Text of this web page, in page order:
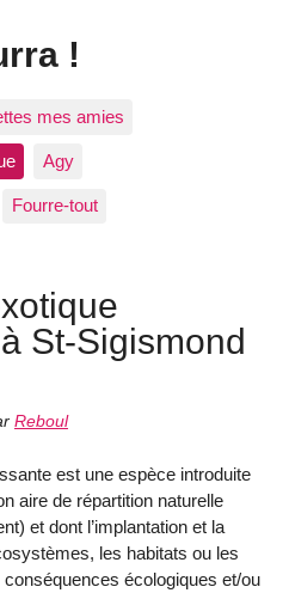
!
mes amies
Agy
Fourre-tout
St-Sigismond
Reboul
est une espèce introduite
aire de répartition naturelle
et dont l’implantation et la
les habitats ou les
écologiques et/ou